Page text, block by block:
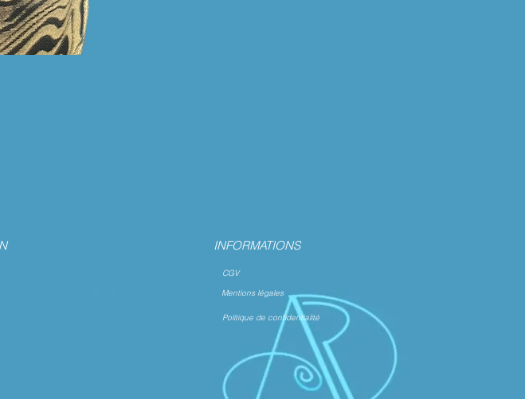
INFORMATIONS
CGV
Mentions légales
Politique de confidentialité